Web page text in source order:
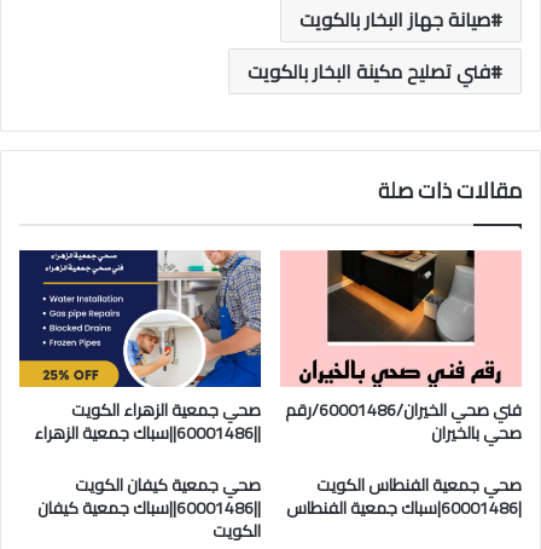
صيانة جهاز البخار بالكويت
فني تصليح مكينة البخار بالكويت
مقالات ذات صلة
فني صحي الخيران/60001486/رقم
صحي بالخيران
صحي جمعية الزهراء الكويت
||60001486||سباك جمعية الزهراء
صحي جمعية الفنطاس الكويت
|60001486|سباك جمعية الفنطاس
صحي جمعية كيفان الكويت
||60001486||سباك جمعية كيفان
الكويت